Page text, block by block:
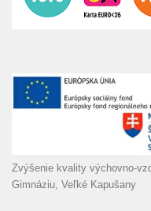
Zvýšenie kvality výchovno-
Gimnáziu, Veľké Kapušany